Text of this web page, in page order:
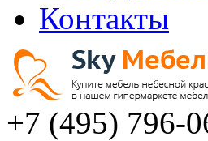
Контакты
+7 (495) 796-